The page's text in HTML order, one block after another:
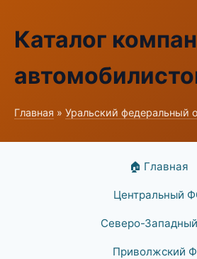
Каталог
Главная » Уральский федеральный
🏠 Главная
Центральный
Северо-
Приволжский